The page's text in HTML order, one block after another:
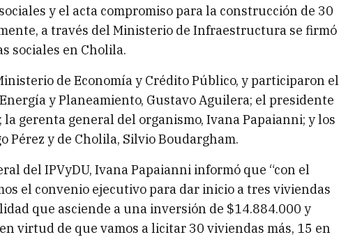
y el acta compromiso para la construcción de 30
a través del Ministerio de Infraestructura se firmó
sociales en Cholila.
de Economía y Crédito Público, y participaron el
y Planeamiento, Gustavo Aguilera; el presidente
la gerenta general del organismo, Ivana Papaianni; y los
Pérez y de Cholila, Silvio Boudargham.
del IPVyDU, Ivana Papaianni informó que “con el
el convenio ejecutivo para dar inicio a tres viviendas
que asciende a una inversión de $14.884.000 y
virtud de que vamos a licitar 30 viviendas más, 15 en